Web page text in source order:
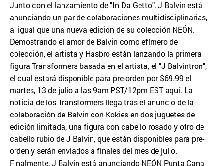
Junto con el lanzamiento de "In Da Getto", J Balvin está
anunciando un par de colaboraciones multidisciplinarias,
al igual que una nueva edición de su colección NEÓN.
Demostrando el amor de Balvin como efímero de
colección, el artista y Hasbro están lanzando la primera
figura Transformers basada en el artista, el "J Balvintron",
el cual estará disponible para pre-orden por $69.99 el
martes, 13 de julio a las 9am PST/12pm EST aquí. La
noticia de los Transformers llega tras el anuncio de la
colaboración de Balvin con Kokies en dos juguetes de
edición limitada, una figura con cabello rosado y otro de
cabello rubio de J Balvin, que están disponibles para pre-
orden y serán enviados a finales del mes de julio.
Finalmente, J Balvin está anunciando NEÓN Punta Cana